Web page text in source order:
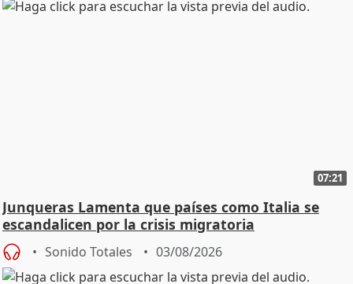
07:21
Junqueras Lamenta que países como Italia se
escandalicen por la crisis migratoria
Sonido Totales 03/08/2026